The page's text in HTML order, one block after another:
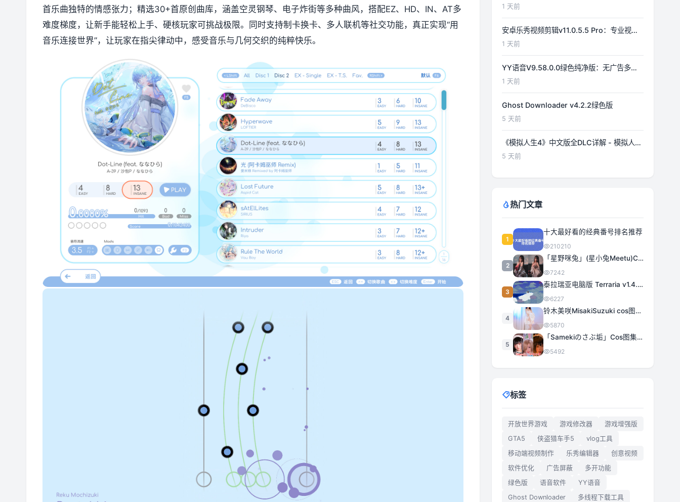
首乐曲独特的情感张力；精选30+首原创曲库，涵盖空灵钢琴、电子炸街等多种曲风，搭配EZ、HD、IN、AT多
难度梯度，让新手能轻松上手、硬核玩家可挑战极限。同时支持制卡换卡、多人联机等社交功能，真正实现“用
音乐连接世界”，让玩家在指尖律动中，感受音乐与几何交织的纯粹快乐。
功能详解
1 天前
安卓乐秀视频剪辑v11.0.5.5 Pro：专业视频
编辑工具详解
1 天前
YY语音V9.58.0.0绿色纯净版：无广告多开
体验优化
1 天前
Ghost Downloader v4.2.2绿色版
5 天前
《模拟人生4》中文版全DLC详解 - 模拟人生
游戏指南
5 天前
热门文章
1
十大最好看的经典番号排名推荐
210210
2
「星野咪兔」(星小兔Meetu)COS图集全部作品合集 [持续更新]
7242
3
泰拉瑞亚电脑版 Terraria v1.4.5.3 豪华中文 | 全DLC|解压即撸
6227
4
铃木美咲MisakiSuzuki cos图集合集打包下载 363套日系治愈女神精选
5870
5
「Samekiのさぶ垢」Cos图集全部作品作品合集[持续更新] 甜美与性感的完美融合
5492
标签
开放世界游戏 游戏修改器
游戏增强版
GTA5
侠盗猎车手5
vlog工具
移动端视频制作
乐秀编辑器
创意视频
软件优化
广告屏蔽
多开功能
绿色版
语音软件
YY语音
Ghost Downloader
多线程下载工具